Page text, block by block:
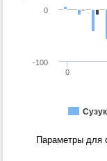
0
-100
0
Параметры для